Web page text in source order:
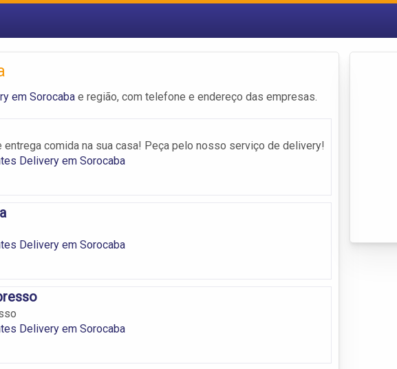
em Sorocaba e região, com telefone e endereço das empresas.
entrega comida na sua casa! Peça pelo nosso serviço de delivery!
Delivery em Sorocaba
Delivery em Sorocaba
Delivery em Sorocaba